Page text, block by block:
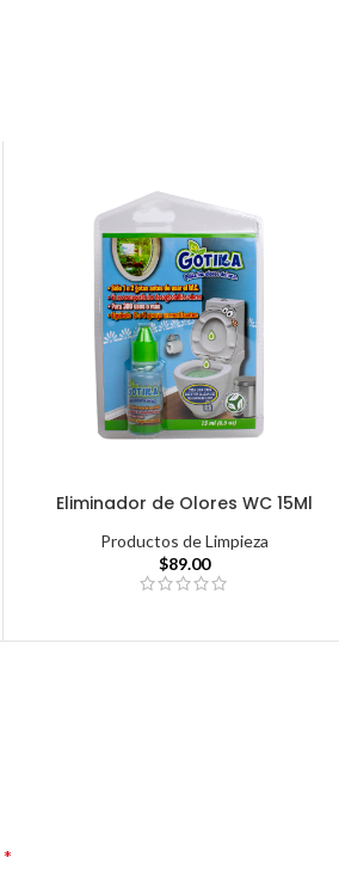
Eliminador de Olores WC 15Ml
Productos de Limpieza
$89.00
*